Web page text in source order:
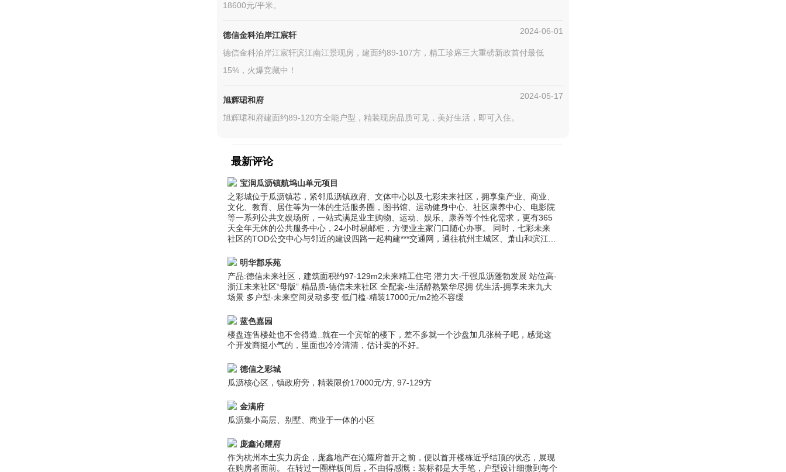
18600元/平米。
德信金科泊岸江宸轩 2024-06-01
德信金科泊岸江宸轩滨江南江景现房，建面约89-107方，精工珍席三大重磅新政首付最低
15%，火爆竞藏中！
旭辉珺和府 2024-05-17
旭辉珺和府建面约89-120方全能户型，精装现房品质可见，美好生活，即可入住。
最新评论
宝润瓜沥镇航坞山单元项目
之彩城位于瓜沥镇芯，紧邻瓜沥镇政府、文体中心以及七彩未来社区，拥享集产业、商业、
文化、教育、居住等为一体的生活服务圈，图书馆、运动健身中心、社区康养中心、电影院
等一系列公共文娱场所，一站式满足业主购物、运动、娱乐、康养等个性化需求，更有365
天全年无休的公共服务中心，24小时易邮柜，方便业主家门口随心办事。 同时，七彩未来
社区的TOD公交中心与邻近的建设四路一起构建***交通网，通往杭州主城区、萧山和滨江...
明华郡乐苑
产品:德信未来社区，建筑面积约97-129m2未来精工住宅 潜力大-千强瓜沥蓬勃发展 站位高-
浙江未来社区“母版” 精品质-德信未来社区 全配套-生活醇熟繁华尽拥 优生活-拥享未来九大
场景 多户型-未来空间灵动多变 低门槛-精装17000元/m2抢不容缓
蓝色嘉园
楼盘连售楼处也不舍得造..就在一个宾馆的楼下，差不多就一个沙盘加几张椅子吧，感觉这
个开发商挺小气的，里面也冷冷清清，估计卖的不好。
德信之彩城
瓜沥核心区，镇政府旁，精装限价17000元/方, 97-129方
金满府
瓜沥集小高层、别墅、商业于一体的小区
庞鑫沁耀府
作为杭州本土实力房企，庞鑫地产在沁耀府首开之前，便以首开楼栋近乎结顶的状态，展现
在购房者面前。 在转过一圈样板间后，不由得感慨：装标都是大手笔，户型设计细微到每个